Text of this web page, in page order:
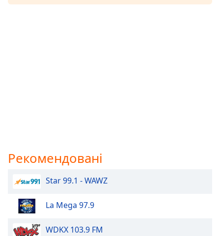
Рекомендовані
Star 99.1 - WAWZ
La Mega 97.9
WDKX 103.9 FM